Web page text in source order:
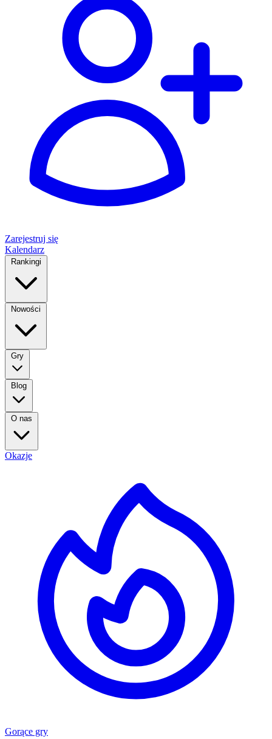
Zarejestruj się
Kalendarz
Rankingi
Nowości
Gry
Blog
O nas
Okazje
Gorące gry